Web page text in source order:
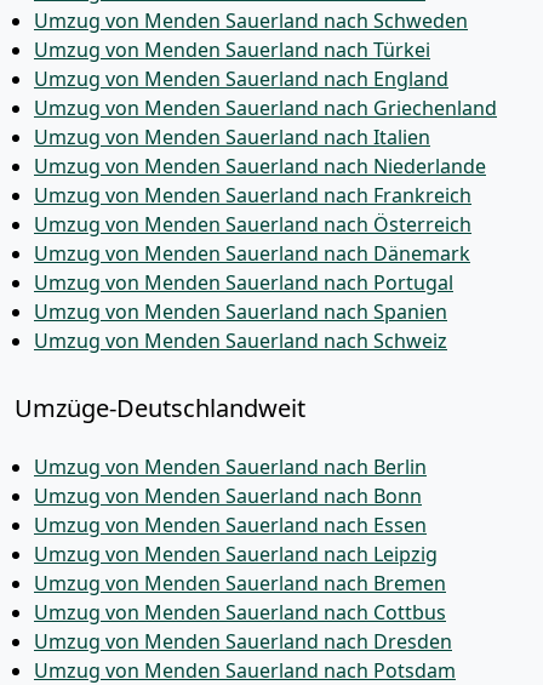
Umzug von Menden Sauerland nach Schweden
Umzug von Menden Sauerland nach Türkei
Umzug von Menden Sauerland nach England
Umzug von Menden Sauerland nach Griechenland
Umzug von Menden Sauerland nach Italien
Umzug von Menden Sauerland nach Niederlande
Umzug von Menden Sauerland nach Frankreich
Umzug von Menden Sauerland nach Österreich
Umzug von Menden Sauerland nach Dänemark
Umzug von Menden Sauerland nach Portugal
Umzug von Menden Sauerland nach Spanien
Umzug von Menden Sauerland nach Schweiz
Umzüge-Deutschlandweit
Umzug von Menden Sauerland nach Berlin
Umzug von Menden Sauerland nach Bonn
Umzug von Menden Sauerland nach Essen
Umzug von Menden Sauerland nach Leipzig
Umzug von Menden Sauerland nach Bremen
Umzug von Menden Sauerland nach Cottbus
Umzug von Menden Sauerland nach Dresden
Umzug von Menden Sauerland nach Potsdam